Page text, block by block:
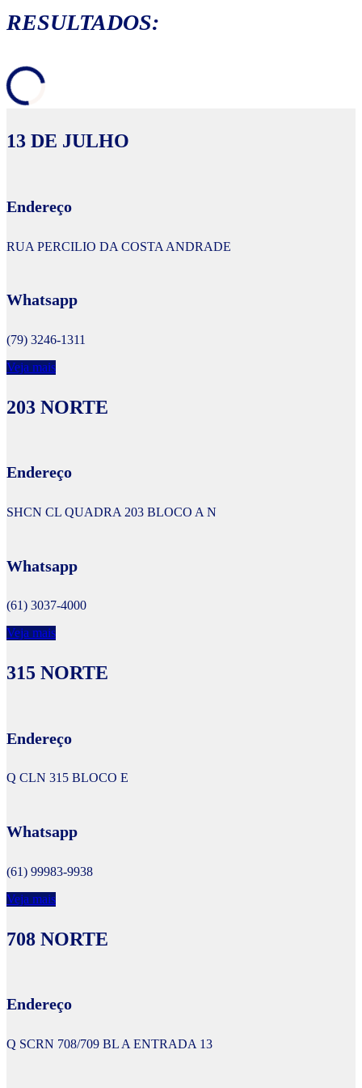
RESULTADOS:
13 DE JULHO
Endereço
RUA PERCILIO DA COSTA ANDRADE
Whatsapp
(79) 3246-1311
Veja mais
203 NORTE
Endereço
SHCN CL QUADRA 203 BLOCO A N
Whatsapp
(61) 3037-4000
Veja mais
315 NORTE
Endereço
Q CLN 315 BLOCO E
Whatsapp
(61) 99983-9938
Veja mais
708 NORTE
Endereço
Q SCRN 708/709 BL A ENTRADA 13